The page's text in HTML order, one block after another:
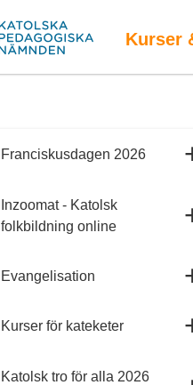
Kurser
Franciskusdagen 2026
Inzoomat - Katolsk
folkbildning online
Evangelisation
Kurser för kateketer
Katolsk tro för alla 2026